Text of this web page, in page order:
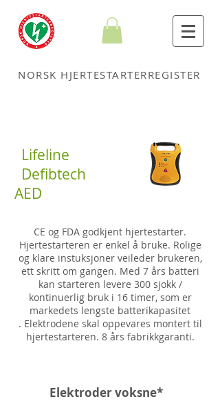
NORSK HJERTESTARTERREGISTER
Lifeline
Defibtech
AED
CE og FDA godkjent hjertestarter.
Hjertestarteren er enkel å bruke. Rolige
og klare instuksjoner veileder brukeren,
ett skritt om gangen. Med 7 års batteri
kan starteren levere 300 sjokk /
kontinuerlig bruk i 16 timer, som er
markedets lengste batterikapasitet
. Elektrodene skal oppevares montert til
hjertestarteren. 8 års fabrikkgaranti.
Elektroder voksne*